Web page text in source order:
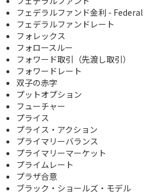
フェデラルファンド金利 -
フェデラルファンドレート
フォレックス
フォロースルー
フォワード取引（先渡し取引）
フォワードレート
双子の赤字
プットオプション
フューチャー
プライス
プライス・アクション
プライマリーバランス
プライマリーマーケット
プライムレート
プラザ合意
ブラック・ショールズ・モデル